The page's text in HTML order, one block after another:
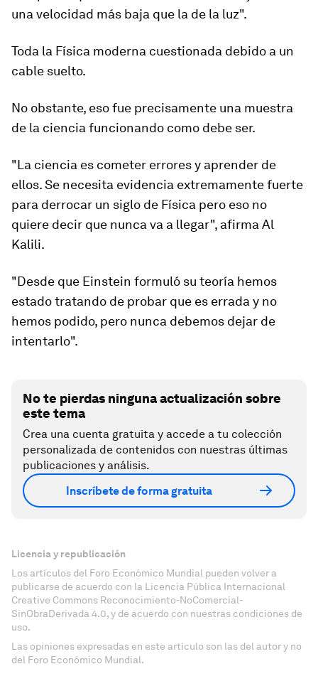
una velocidad más baja que la de la luz".
Toda la Física moderna cuestionada debido a un
cable suelto.
No obstante, eso fue precisamente una muestra
de la ciencia funcionando como debe ser.
"La ciencia es cometer errores y aprender de
ellos. Se necesita evidencia extremamente fuerte
para derrocar un siglo de Física pero eso no
quiere decir que nunca va a llegar", afirma Al
Kalili.
"Desde que Einstein formuló su teoría hemos
estado tratando de probar que es errada y no
hemos podido, pero nunca debemos dejar de
intentarlo".
No te pierdas ninguna actualización sobre
este tema
Crea una cuenta gratuita y accede a tu colección
personalizada de contenidos con nuestras últimas
publicaciones y análisis.
Inscríbete de forma gratuita
Licencia y republicación
Los artículos del Foro Económico Mundial pueden volver a
publicarse de acuerdo con la Licencia Pública Internacional
Creative Commons Reconocimiento-NoComercial-
SinObraDerivada 4.0, y de acuerdo con nuestras condiciones de
uso.
Las opiniones expresadas en este artículo son las del autor y no
del Foro Económico Mundial.